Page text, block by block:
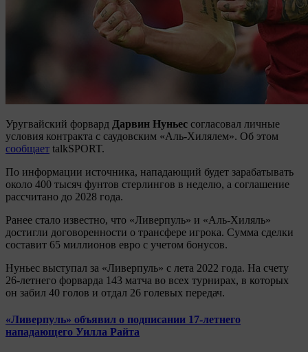
Уругвайский форвард Дарвин Нуньес согласовал личные
условия контракта с саудовским «Аль-Хилялем». Об этом
сообщает talkSPORT.
По информации источника, нападающий будет зарабатывать
около 400 тысяч фунтов стерлингов в неделю, а соглашение
рассчитано до 2028 года.
Ранее стало известно, что «Ливерпуль» и «Аль-Хиляль»
достигли договоренности о трансфере игрока. Сумма сделки
составит 65 миллионов евро с учетом бонусов.
Нуньес выступал за «Ливерпуль» с лета 2022 года. На счету
26-летнего форварда 143 матча во всех турнирах, в которых
он забил 40 голов и отдал 26 голевых передач.
«Ливерпуль» объявил о подписании 17-летнего
нападающего Уилла Райта